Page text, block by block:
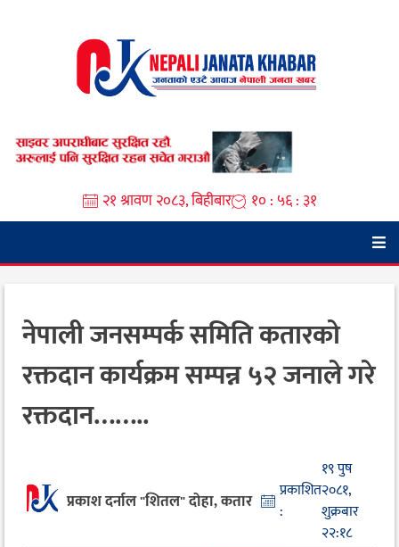
२१ श्रावण २०८३, बिहीबार १० : ५६ : ३२
नेपाली जनसम्पर्क समिति कतारको
रक्तदान कार्यक्रम सम्पन्न ५२ जनाले गरे
रक्तदान……..
प्रकाश दर्नाल "शितल" दोहा, कतार
प्रकाशित
:
१९ पुष
२०८१,
शुक्रबार
२२:१८